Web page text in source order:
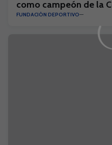
como campeón de la
FUNDACIÓN DEPORTIVO